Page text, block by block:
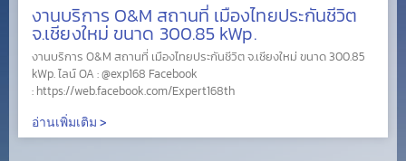
งานบริการ O&M สถานที่ เมืองไทยประกันชีวิต
จ.เชียงใหม่ ขนาด 300.85 kWp.
งานบริการ O&M สถานที่ เมืองไทยประกันชีวิต จ.เชียงใหม่ ขนาด 300.85
kWp. ไลน์ OA : @exp168 Facebook
: https://web.facebook.com/Expert168th
อ่านเพิ่มเติม >